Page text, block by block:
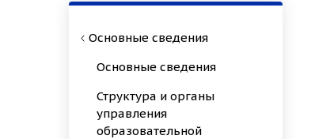
Основные сведения
Основные сведения
Структура и органы
управления
образовательной